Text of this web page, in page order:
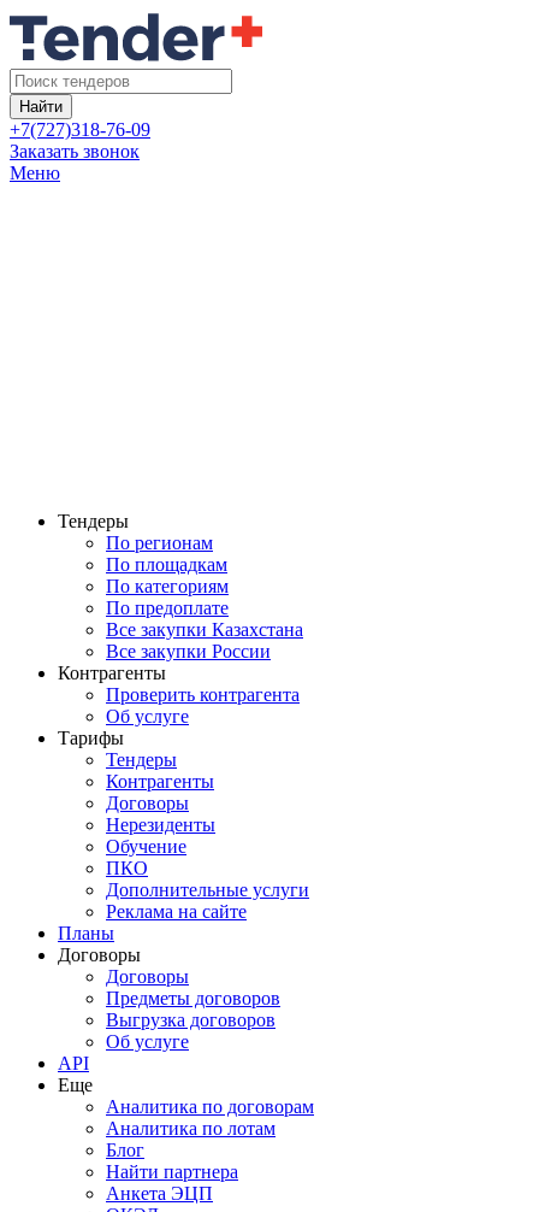
Найти
+7(727)318-76-09
Заказать звонок
Меню
Тендеры
По регионам
По площадкам
По категориям
По предоплате
Все закупки Казахстана
Все закупки России
Контрагенты
Проверить контрагента
Об услуге
Тарифы
Тендеры
Контрагенты
Договоры
Нерезиденты
Обучение
ПКО
Дополнительные услуги
Реклама на сайте
Планы
Договоры
Договоры
Предметы договоров
Выгрузка договоров
Об услуге
API
Еще
Аналитика по договорам
Аналитика по лотам
Блог
Найти партнера
Анкета ЭЦП